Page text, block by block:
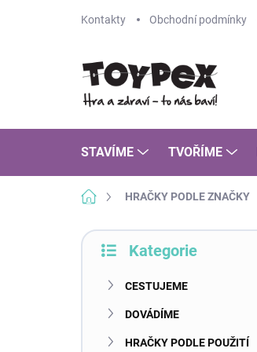
Kontakty Obchodní podmínky
STAVÍME TVOŘÍME
Domů HRAČKY PODLE ZNAČKY
P
Kategorie
CESTUJEME
DOVÁDÍME
HRAČKY PODLE POUŽITÍ